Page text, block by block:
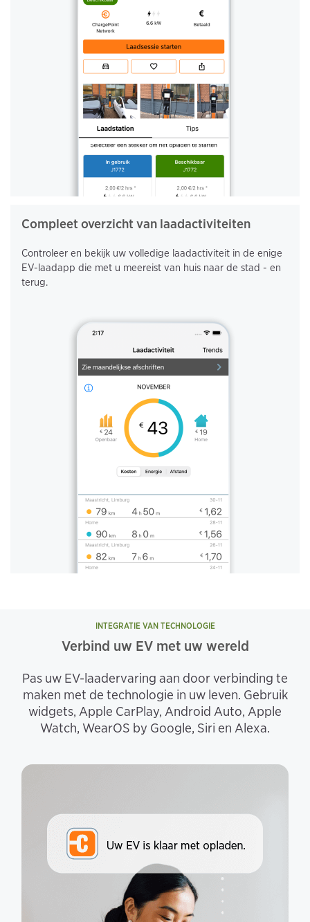
Compleet overzicht van laadactiviteiten
Controleer en bekijk uw volledige laadactiviteit in de enige
EV-laadapp die met u meereist van huis naar de stad - en
terug.
INTEGRATIE VAN TECHNOLOGIE
Verbind uw EV met uw wereld
Pas uw EV-laadervaring aan door verbinding te
maken met de technologie in uw leven. Gebruik
widgets, Apple CarPlay, Android Auto, Apple
Watch, WearOS by Google, Siri en Alexa.